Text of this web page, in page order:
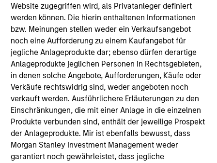
Website zugegriffen wird, als Privatanleger definiert
werden können. Die hierin enthaltenen Informationen
bzw. Meinungen stellen weder ein Verkaufsangebot
noch eine Aufforderung zu einem Kaufangebot für
jegliche Anlageprodukte dar; ebenso dürfen derartige
Anlageprodukte jeglichen Personen in Rechtsgebieten,
in denen solche Angebote, Aufforderungen, Käufe oder
Verkäufe rechtswidrig sind, weder angeboten noch
verkauft werden. Ausführlichere Erläuterungen zu den
Einschränkungen, die mit einer Anlage in die einzelnen
Produkte verbunden sind, enthält der jeweilige Prospekt
der Anlageprodukte. Mir ist ebenfalls bewusst, dass
Morgan Stanley Investment Management weder
garantiert noch gewährleistet, dass jegliche
Resources
Our dedicated team offers client-focused
resources and expertise with technology-
based support and solutions.